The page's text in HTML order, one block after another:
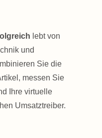
lebt von
und
Sie die
messen Sie
Ihre virtuelle
Umsatz­treiber.